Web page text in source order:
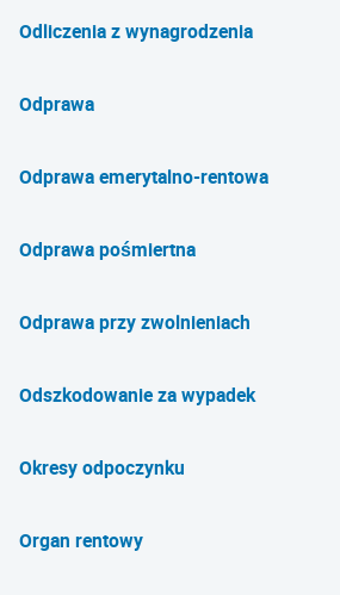
Odliczenia z wynagrodzenia
Odprawa
Odprawa emerytalno-rentowa
Odprawa pośmiertna
Odprawa przy zwolnieniach
Odszkodowanie za wypadek
Okresy odpoczynku
Organ rentowy